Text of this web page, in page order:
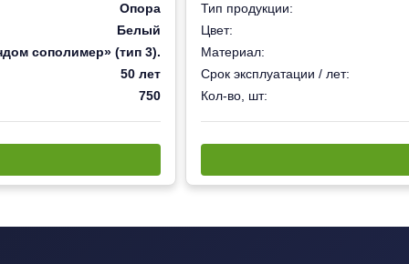
Опора
Белый
сополимер» (тип 3).
50 лет
750
Тип продукции:
Цвет:
Материал:
Срок эксплуатации / лет:
Кол-во, шт: